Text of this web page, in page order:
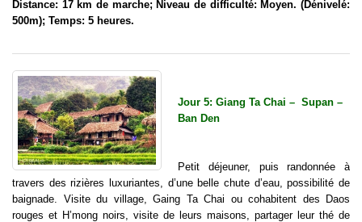
Distance: 17 km de marche; Niveau de difficulté: Moyen. (Dénivelé:
500m); Temps: 5 heures.
Jour 5: Giang Ta Chai – Supan –
Ban Den
Petit déjeuner, puis randonnée à
travers des rizières luxuriantes, d’une belle chute d’eau, possibilité de
baignade. Visite du village, Gaing Ta Chai ou cohabitent des Daos
rouges et H’mong noirs, visite de leurs maisons, partager leur thé de